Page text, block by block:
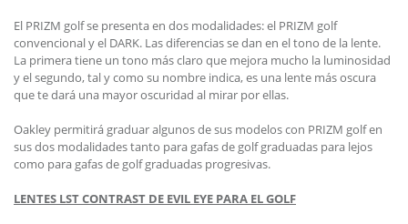
El PRIZM golf se presenta en dos modalidades: el PRIZM golf
convencional y el DARK. Las diferencias se dan en el tono de la lente.
La primera tiene un tono más claro que mejora mucho la luminosidad
y el segundo, tal y como su nombre indica, es una lente más oscura
que te dará una mayor oscuridad al mirar por ellas.
Oakley permitirá graduar algunos de sus modelos con PRIZM golf en
sus dos modalidades tanto para gafas de golf graduadas para lejos
como para gafas de golf graduadas progresivas.
LENTES LST CONTRAST DE EVIL EYE PARA EL GOLF